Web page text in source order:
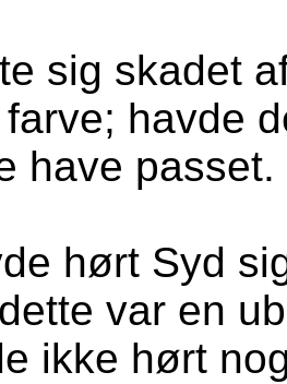
sig skadet
havde
have passet.
hørt Syd
var en
ikke hørt